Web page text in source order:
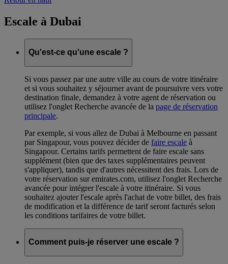
Escale à Dubai
Qu'est-ce qu'une escale ?
Si vous passez par une autre ville au cours de votre itinéraire
et si vous souhaitez y séjourner avant de poursuivre vers votre
destination finale, demandez à votre agent de réservation ou
utilisez l'onglet Recherche avancée de la page de réservation
principale.
Par exemple, si vous allez de Dubai à Melbourne en passant
par Singapour, vous pouvez décider de faire escale à
Singapour. Certains tarifs permettent de faire escale sans
supplément (bien que des taxes supplémentaires peuvent
s'appliquer), tandis que d'autres nécessitent des frais. Lors de
votre réservation sur emirates.com, utilisez l'onglet Recherche
avancée pour intégrer l'escale à votre itinéraire. Si vous
souhaitez ajouter l'escale après l'achat de votre billet, des frais
de modification et la différence de tarif seront facturés selon
les conditions tarifaires de votre billet.
Comment puis-je réserver une escale ?